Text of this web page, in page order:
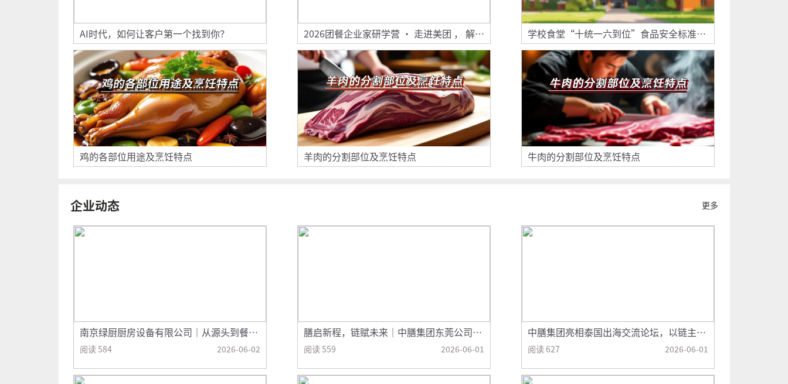
AI时代，如何让客户第一个找到你？
2026团餐企业家研学营 · 走进美团 ， 解码
团餐品质标准
学校食堂“十统一六到位”食品安全标准指
引
鸡的各部位用途及烹饪特点 羊肉的分割部位及烹饪特点 牛肉的分割部位及烹饪特点
企业动态 更多
南京绿厨厨房设备有限公司｜从源头到餐
桌，守护每一口“南京味道”
阅读 584 2026-06-02
膳启新程，链赋未来｜中膳集团东莞公司揭
牌暨优链云2.0城市标杆仓落成典礼圆满举
阅读 559 2026-06-01
中膳集团亮相泰国出海交流论坛，以链主之
力推动团餐食材产业生态抱团出海！
阅读 627 2026-06-01